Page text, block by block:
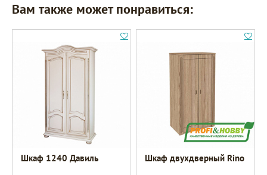
Вам также может понравиться:
Шкаф 1240 Давиль Шкаф двухдверный Rino